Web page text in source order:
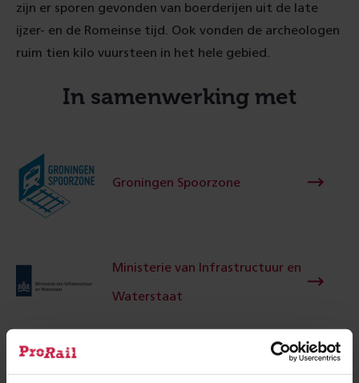
zijn er sporen gevonden van boerderijen uit de late
ijzer- en de Romeinse tijd. Ook vonden de archeologen
ruim tien kilo vuursteen in het hele gebied.
In samenwerking met
Groningen Spoorzone
Ministerie van Infrastructuur en
Waterstaat